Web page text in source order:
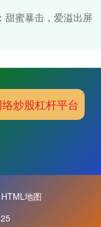
甜蜜暴击，爱溢出屏
炒股杠杆平台
HTML地图